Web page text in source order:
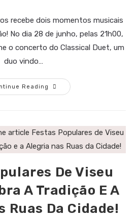
recebe dois momentos musicais
No dia 28 de junho, pelas 21h00,
o concerto do Classical Duet, um
duo vindo…
Reading
De Viseu
A Tradição E A
Ruas Da Cidade!